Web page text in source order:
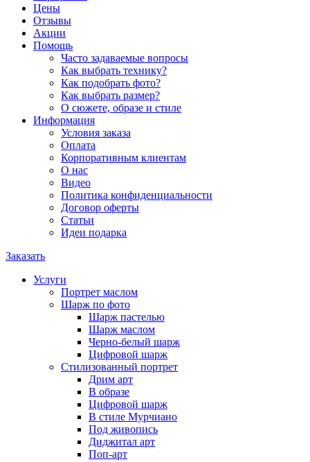
Цены
Отзывы
Акции
Помощь
Часто задаваемые вопросы
Как выбрать технику?
Как подобрать фото?
Как выбрать размер?
О сюжете, образе и стиле
Информация
Условия заказа
Оплата
Корпоративным клиентам
О нас
Видео
Политика конфиденциальности
Договор оферты
Статьи
Идеи подарка
Заказать
Услуги
Портрет маслом
Шарж по фото
Шарж пастелью
Шарж маслом
Черно-белый шарж
Цифровой шарж
Стилизованный портрет
Дрим арт
В образе
Цифровой шарж
В стиле Мурчиано
Под живопись
Диджитал арт
Поп-арт